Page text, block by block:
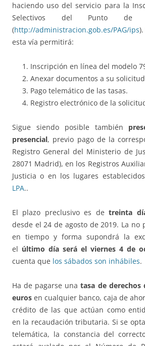
haciendo uso del servicio para la
Selectivos del Punto de
(http://administracion.gob.es/PAG/ips
esta vía permitirá:
Inscripción en línea del modelo
Anexar documentos a su
Pago telemático de las tasas.
Registro electrónico de la
Sigue siendo posible también
presencial, previo pago de la
Registro General del Ministerio de
28071 Madrid), en los Registros
Justicia o en los lugares
LPA..
El plazo preclusivo es detreinta
desde el 24 de agosto de 2019. La no
en tiempo y forma supondrá la
el último día será el viernes 4 de
cuenta que los sábados son inhábiles.
Ha de pagarse unatasa de derechos
euros en cualquier banco, caja de
crédito de las que actúan como
en la recaudación tributaria. Si se
telemática, la constancia del